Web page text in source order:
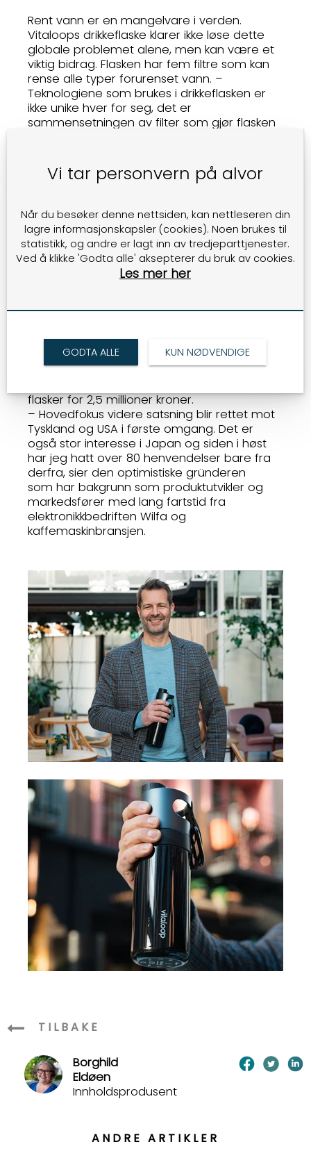
Rent vann er en mangelvare i verden.
Vitaloops drikkeflaske klarer ikke løse dette
globale problemet alene, men kan være et
viktig bidrag. Flasken har fem filtre som kan
rense alle typer forurenset vann. –
Teknologiene som brukes i drikkeflasken er
ikke unike hver for seg, det er
sammensetningen av filter som gjør flasken
forklarer Vikingstad.
- I Norge er springvannet stort sett alltid rent.
Utfordringen her er når mann går på tur for
eksempel i beiteland der vannet kan være
forurenset. Renseflasken går på batteri som
varer i to uker. Det gjør at rensingen går fort
og at flasken er raskt klar til bruk, sier han.
sportsturer og reiser i vår del av verden. I
for og løse et forurensningsproblem.
Vitaloop har nådd omsetningsmålet og
flasker for 2,5 millioner kroner.
– Hovedfokus videre satsning blir rettet mot
Tyskland og USA i første omgang. Det er
også stor interesse i Japan og siden i høst
har jeg hatt over 80 henvendelser bare fra
derfra, sier den optimistiske gründeren
som har bakgrunn som produktutvikler og
markedsfører med lang fartstid fra
elektronikkbedriften Wilfa og
kaffemaskinbransjen.
TILBAKE
Borghild
Eldøen
Innholdsprodusent
ANDRE ARTIKLER
Vi tar personvern på alvor
Når du besøker denne nettsiden, kan nettleseren din
lagre informasjonskapsler (cookies). Noen brukes til
statistikk, og andre er lagt inn av tredjeparttjenester.
Ved å klikke 'Godta alle' aksepterer du bruk av cookies.
Les mer her
GODTA ALLE KUN NØDVENDIGE